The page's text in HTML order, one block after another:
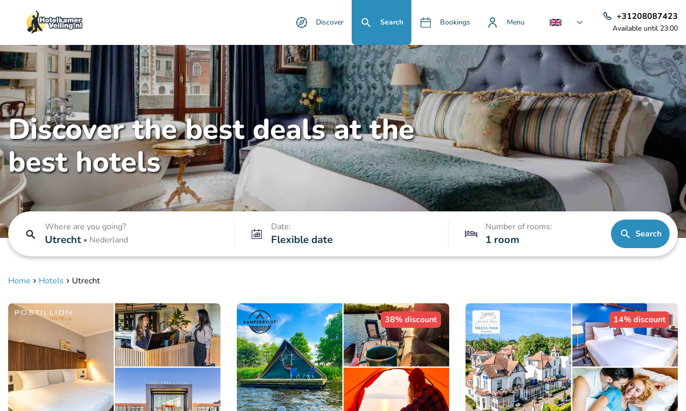
Discover Search Bookings Menu
+31208087423
Available until 23:00
Discover the best deals at the
best hotels
Where are you going?
Utrecht • Nederland
Date:
Flexible date
Number of rooms:
1 room Search
Home Hotels Utrecht
38% discount 14% discount